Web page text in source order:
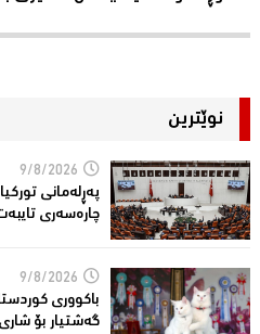
نوێترین
9/8/2026
پەڕلەمانی
چارەسەری
9/8/2026
باكووری
گەشتیار بۆ